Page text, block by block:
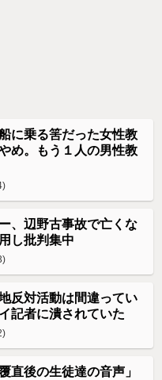
に乗る筈だった女性教
め。もう１人の男性教
、辺野古事故で亡くな
し批判集中
反対活動は間違ってい
記者に潰されていた
直後の生徒達の音声」